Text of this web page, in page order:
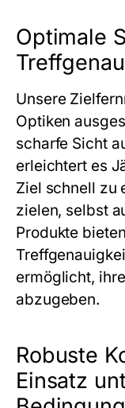
Optimale
Unsere
Optiken
scharfe Sicht
erleichtert es
Ziel schnell zu
zielen, selbst
Produkte
ermöglicht,
abzugeben.
Robuste
Einsatz